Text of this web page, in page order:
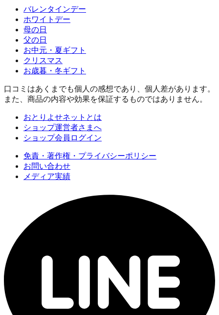
バレンタインデー
ホワイトデー
母の日
父の日
お中元・夏ギフト
クリスマス
お歳暮・冬ギフト
口コミはあくまでも個人の感想であり、個人差があります。
また、商品の内容や効果を保証するものではありません。
おとりよせネットとは
ショップ運営者さまへ
ショップ会員ログイン
免責・著作権・プライバシーポリシー
お問い合わせ
メディア実績